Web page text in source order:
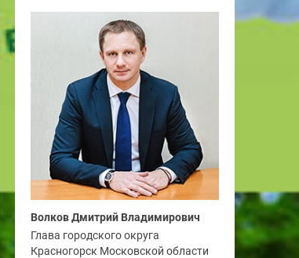
Волков Дмитрий Владимирович
Глава городского округа
Красногорск Московской области